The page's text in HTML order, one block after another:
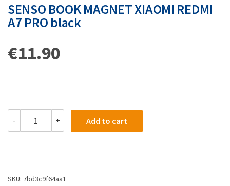
SENSO BOOK MAGNET XIAOMI REDMI
A7 PRO black
€11.90
- + Add to cart
SKU: 7bd3c9f64aa1